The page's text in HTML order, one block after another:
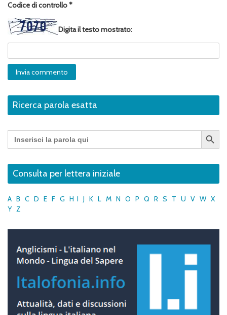
Codice di controllo*
Digita il testo mostrato:
Ricerca parola esatta
Search
for:
Search Button
Consulta per lettera iniziale
A B C D E F G H I J K L M N O P Q R S T U V W X
Y Z